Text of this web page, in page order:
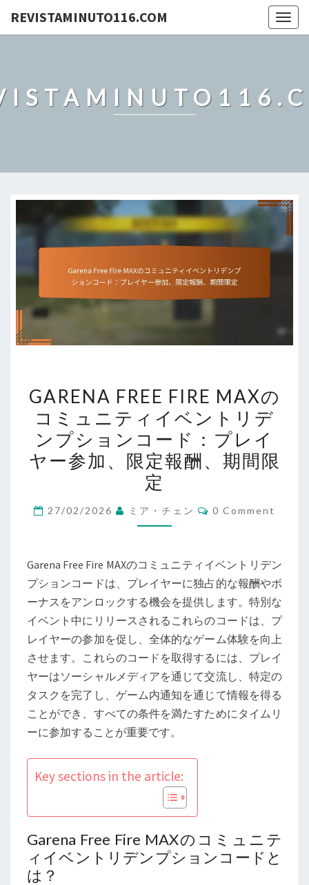
REVISTAMINUTO116.COM
FREE
FIRE
MAX
の
コ
ミ
ュ
ニ
ィ
イ
ベ
ン
ト
リ
デ
ン
プ
シ
ン
コ
ー
プ
レ
GARENA FREE FIRE MAXの
コミュニティイベントリデ
ンプションコード：プレイ
ヤー参加、限定報酬、期間限
定
27/02/2026 ミア・チェン Comments
0 Comment
Garena Free Fire MAXのコミュニティイベントリデン
プションコードは、プレイヤーに独占的な報酬やボ
ーナスをアンロックする機会を提供します。特別な
イベント中にリリースされるこれらのコードは、プ
レイヤーの参加を促し、全体的なゲーム体験を向上
させます。これらのコードを取得するには、プレイ
ヤーはソーシャルメディアを通じて交流し、特定の
タスクを完了し、ゲーム内通知を通じて情報を得る
ことができ、すべての条件を満たすためにタイムリ
ーに参加することが重要です。
Key sections in the article:
Garena Free Fire MAXのコミュニテ
ィイベントリデンプションコードと
は？